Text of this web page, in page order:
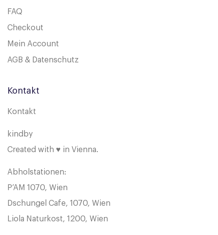
FAQ
Checkout
Mein Account
AGB & Datenschutz
Kontakt
Kontakt
kindby
Created with ♥ in Vienna.
Abholstationen:
P’AM 1070, Wien
Dschungel Cafe, 1070, Wien
Liola Naturkost, 1200, Wien